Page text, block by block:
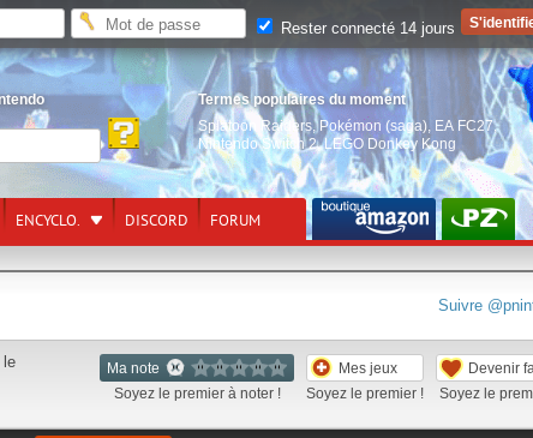
Termes populaires du moment
Splatoon Raiders, Pokémon (saga) EA FC27,
Nintendo Switch 2,LEGO Donkey Kong
ENCYCLO. DISCORD FORUM
Suivre
Ma note
Soyez le premier à noter !
Mes jeux
Soyez le premier !
Devenir
Soyez le
le
Rester connecté 14 jours